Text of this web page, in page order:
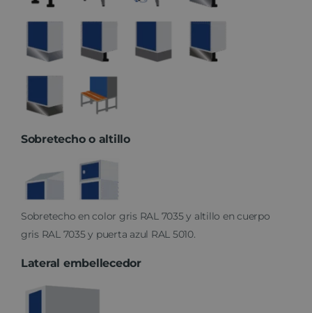
Sobretecho o altillo
Sobretecho en color gris RAL 7035 y altillo en cuerpo
gris RAL 7035 y puerta azul RAL 5010.
Lateral embellecedor